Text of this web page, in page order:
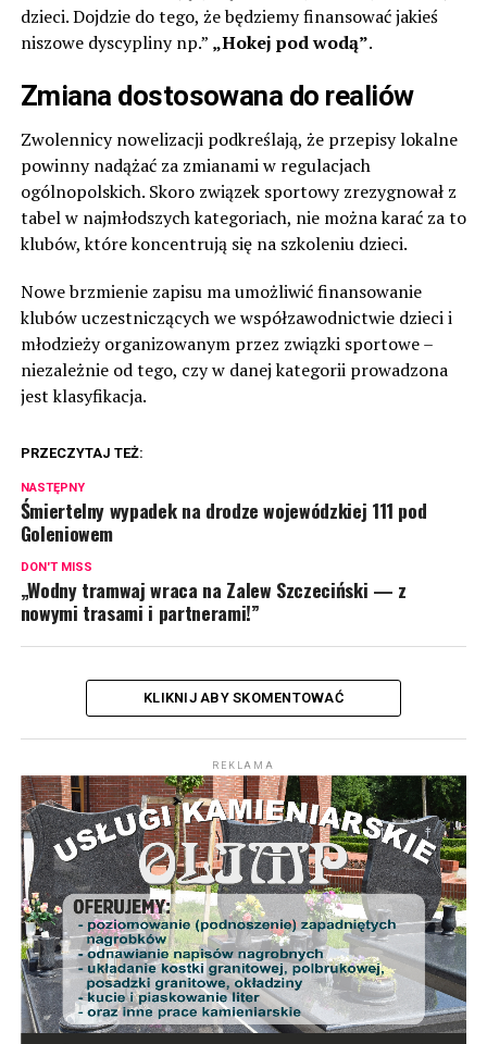
dzieci. Dojdzie do tego, że będziemy finansować jakieś
niszowe dyscypliny np.” „Hokej pod wodą”.
Zmiana dostosowana do realiów
Zwolennicy nowelizacji podkreślają, że przepisy lokalne
powinny nadążać za zmianami w regulacjach
ogólnopolskich. Skoro związek sportowy zrezygnował z
tabel w najmłodszych kategoriach, nie można karać za to
klubów, które koncentrują się na szkoleniu dzieci.
Nowe brzmienie zapisu ma umożliwić finansowanie
klubów uczestniczących we współzawodnictwie dzieci i
młodzieży organizowanym przez związki sportowe –
niezależnie od tego, czy w danej kategorii prowadzona
jest klasyfikacja.
PRZECZYTAJ TEŻ:
NASTĘPNY
Śmiertelny wypadek na drodze wojewódzkiej 111 pod
Goleniowem
DON'T MISS
„Wodny tramwaj wraca na Zalew Szczeciński — z
nowymi trasami i partnerami!”
KLIKNIJ ABY SKOMENTOWAĆ
REKLAMA